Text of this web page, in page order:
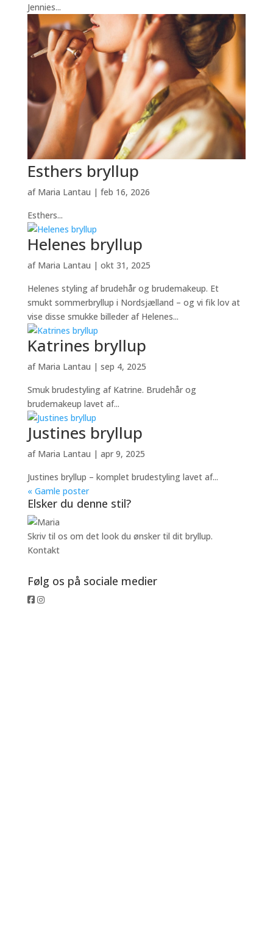
Jennies...
Esthers bryllup
af Maria Lantau | feb 16, 2026
Esthers...
Helenes bryllup
af Maria Lantau | okt 31, 2025
Helenes styling af brudehår og brudemakeup. Et
smukt sommerbryllup i Nordsjælland – og vi fik lov at
vise disse smukke billeder af Helenes...
Katrines bryllup
af Maria Lantau | sep 4, 2025
Smuk brudestyling af Katrine. Brudehår og
brudemakeup lavet af...
Justines bryllup
af Maria Lantau | apr 9, 2025
Justines bryllup – komplet brudestyling lavet af...
« Gamle poster
Elsker du denne stil?
Skriv til os om det look du ønsker til dit bryllup.
Kontakt
Følg os på sociale medier